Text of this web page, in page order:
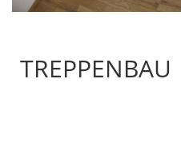
TREPPENBAU